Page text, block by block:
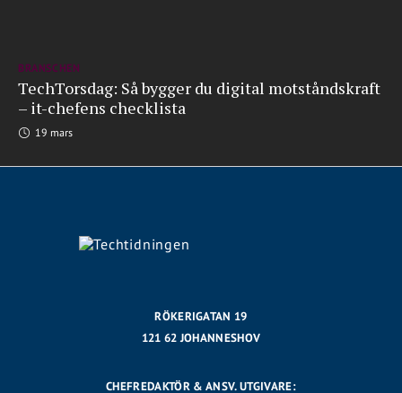
BRANSCHEN
TechTorsdag: Så bygger du digital motståndskraft
– it-chefens checklista
19 mars
RÖKERIGATAN 19
121 62 JOHANNESHOV
CHEFREDAKTÖR & ANSV. UTGIVARE: